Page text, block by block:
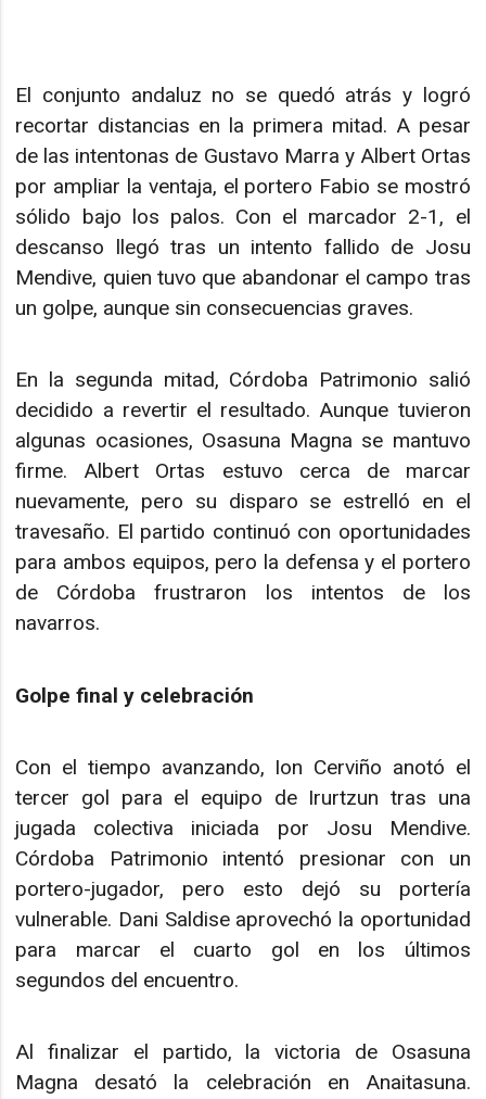
El conjunto andaluz no se quedó atrás y logró
recortar distancias en la primera mitad. A pesar
de las intentonas de Gustavo Marra y Albert Ortas
por ampliar la ventaja, el portero Fabio se mostró
sólido bajo los palos. Con el marcador 2-1, el
descanso llegó tras un intento fallido de Josu
Mendive, quien tuvo que abandonar el campo tras
un golpe, aunque sin consecuencias graves.
En la segunda mitad, Córdoba Patrimonio salió
decidido a revertir el resultado. Aunque tuvieron
algunas ocasiones, Osasuna Magna se mantuvo
firme. Albert Ortas estuvo cerca de marcar
nuevamente, pero su disparo se estrelló en el
travesaño. El partido continuó con oportunidades
para ambos equipos, pero la defensa y el portero
de Córdoba frustraron los intentos de los
navarros.
Golpe final y celebración
Con el tiempo avanzando, Ion Cerviño anotó el
tercer gol para el equipo de Irurtzun tras una
jugada colectiva iniciada por Josu Mendive.
Córdoba Patrimonio intentó presionar con un
portero-jugador, pero esto dejó su portería
vulnerable. Dani Saldise aprovechó la oportunidad
para marcar el cuarto gol en los últimos
segundos del encuentro.
Al finalizar el partido, la victoria de Osasuna
Magna desató la celebración en Anaitasuna.